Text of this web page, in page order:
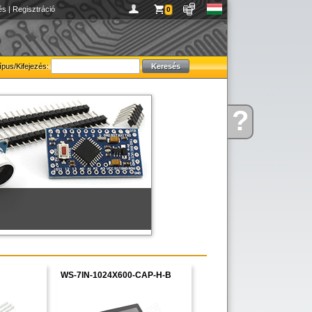
Kérdése?
| Regisztráció 0
Kifejezés:
ajánljuk!
WS-7IN-1024X600-CAP-H-B